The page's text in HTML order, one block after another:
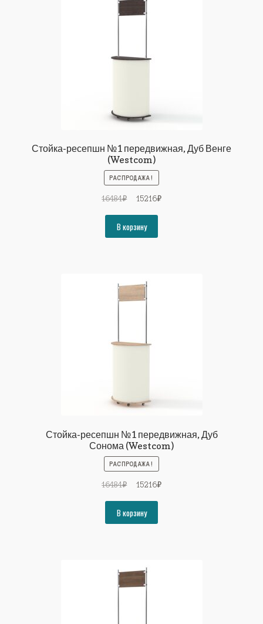
Стойка-ресепшн №1 передвижная, Дуб Венге
(Westcom)
РАСПРОДАЖА!
16484₽
Первоначальная
составляла
16484₽.
15216₽Текущая
В корзину
Стойка-ресепшн №1 передвижная, Дуб
Сонома (Westcom)
РАСПРОДАЖА!
16484₽
Первоначальная
составляла
16484₽.
15216₽Текущая
В корзину